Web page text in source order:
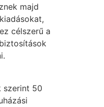
majd
célszerű a
szerint 50